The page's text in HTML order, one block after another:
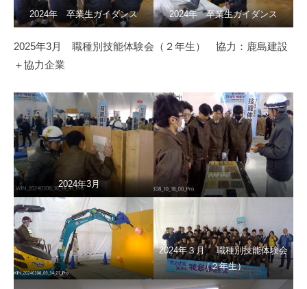
2024年 卒業生ガイダンス 2024年 卒業生ガイダンス
2025年3月 職種別技能体験会（２年生） 協力：鹿島建設
＋協力企業
2024年3月
2024年３月 職種別技能体験会
（２年生）